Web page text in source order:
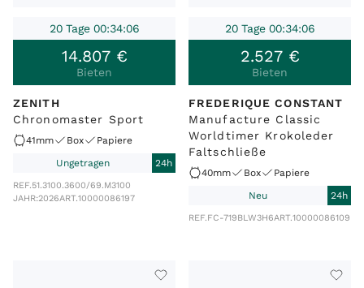
20 Tage 00:34:06
14.807 €
Bieten
ZENITH
Chronomaster Sport
41mm Box
Papiere
Ungetragen
24h
REF.51.3100.3600/69.M3100
JAHR:2026ART.10000086197
20 Tage 00:34:06
2.527 €
Bieten
FREDERIQUE CONSTANT
Manufacture Classic
Worldtimer Krokoleder
Faltschließe
40mm Box
Papiere
Neu
24h
REF.FC-719BLW3H6ART.10000086109